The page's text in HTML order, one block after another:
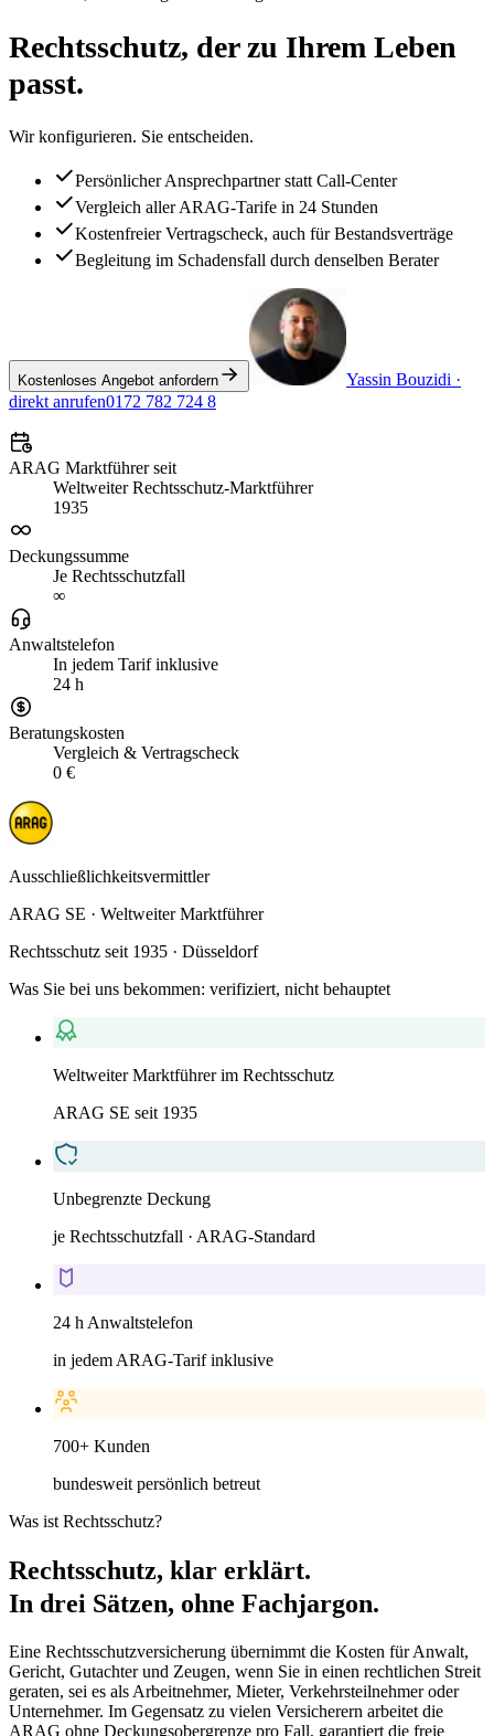
Rechtsschutz, der zu Ihrem Leben
passt.
Wir konfigurieren. Sie entscheiden.
Persönlicher Ansprechpartner statt Call-Center
Vergleich aller ARAG-Tarife in 24 Stunden
Kostenfreier Vertragscheck, auch für Bestandsverträge
Begleitung im Schadensfall durch denselben Berater
Kostenloses Angebot anfordern Yassin Bouzidi ·
direkt anrufen0172 782 724 8
ARAG Marktführer seit
Weltweiter Rechtsschutz-Marktführer
1935
Deckungssumme
Je Rechtsschutzfall
∞
Anwaltstelefon
In jedem Tarif inklusive
24 h
Beratungskosten
Vergleich & Vertragscheck
0 €
Ausschließlichkeitsvermittler
ARAG SE · Weltweiter Marktführer
Rechtsschutz seit 1935 · Düsseldorf
Was Sie bei uns bekommen: verifiziert, nicht behauptet
Weltweiter Marktführer im Rechtsschutz
ARAG SE seit 1935
Unbegrenzte Deckung
je Rechtsschutzfall · ARAG-Standard
24 h Anwaltstelefon
in jedem ARAG-Tarif inklusive
700+ Kunden
bundesweit persönlich betreut
Was ist Rechtsschutz?
Rechtsschutz, klar erklärt.
In drei Sätzen, ohne Fachjargon.
Eine Rechtsschutzversicherung übernimmt die Kosten für Anwalt,
Gericht, Gutachter und Zeugen, wenn Sie in einen rechtlichen Streit
geraten, sei es als Arbeitnehmer, Mieter, Verkehrsteilnehmer oder
Unternehmer. Im Gegensatz zu vielen Versicherern arbeitet die
ARAG ohne Deckungsobergrenze pro Fall, garantiert die freie